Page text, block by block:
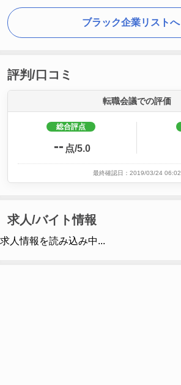
ブラック企業リストへ
評判/口コミ
転職会議での評価
総合評点
-- 点/5.0
最終確認日：2019/03/24 06:02
求人/バイト情報
求人情報を読み込み中...